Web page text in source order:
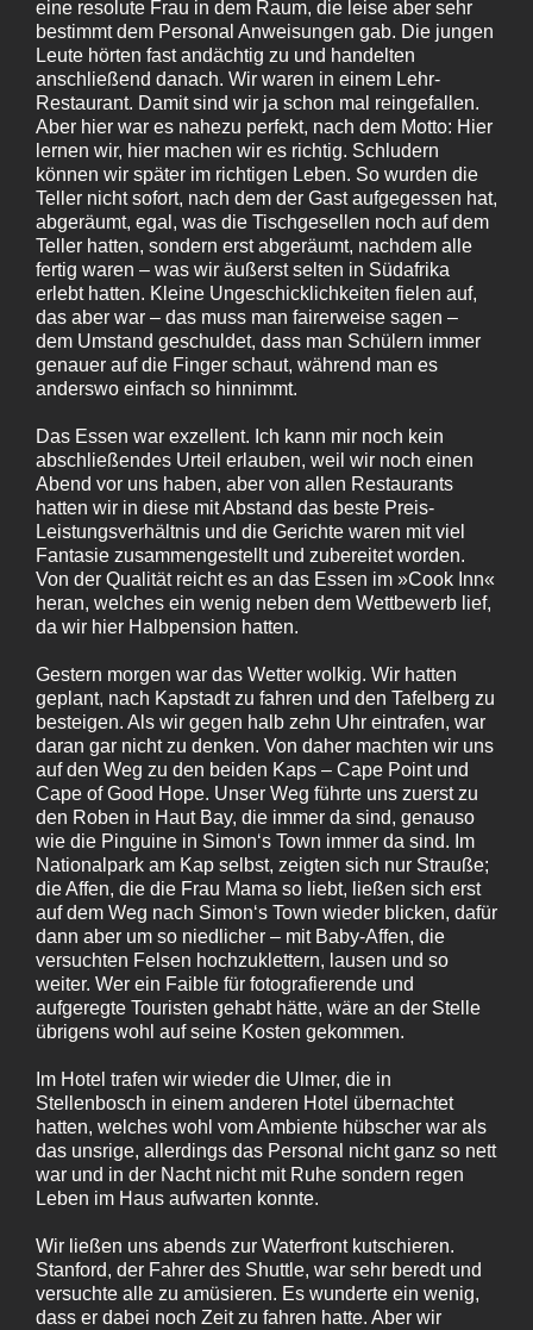
eine resolute Frau in dem Raum, die leise aber sehr
bestimmt dem Personal Anweisungen gab. Die jungen
Leute hörten fast andächtig zu und handelten
anschließend danach. Wir waren in einem Lehr-
Restaurant. Damit sind wir ja schon mal reingefallen.
Aber hier war es nahezu perfekt, nach dem Motto: Hier
lernen wir, hier machen wir es richtig. Schludern
können wir später im richtigen Leben. So wurden die
Teller nicht sofort, nach dem der Gast aufgegessen hat,
abgeräumt, egal, was die Tischgesellen noch auf dem
Teller hatten, sondern erst abgeräumt, nachdem alle
fertig waren – was wir äußerst selten in Südafrika
erlebt hatten. Kleine Ungeschicklichkeiten fielen auf,
das aber war – das muss man fairerweise sagen –
dem Umstand geschuldet, dass man Schülern immer
genauer auf die Finger schaut, während man es
anderswo einfach so hinnimmt.
Das Essen war exzellent. Ich kann mir noch kein
abschließendes Urteil erlauben, weil wir noch einen
Abend vor uns haben, aber von allen Restaurants
hatten wir in diese mit Abstand das beste Preis-
Leistungsverhältnis und die Gerichte waren mit viel
Fantasie zusammengestellt und zubereitet worden.
Von der Qualität reicht es an das Essen im »Cook Inn«
heran, welches ein wenig neben dem Wettbewerb lief,
da wir hier Halbpension hatten.
Gestern morgen war das Wetter wolkig. Wir hatten
geplant, nach Kapstadt zu fahren und den Tafelberg zu
besteigen. Als wir gegen halb zehn Uhr eintrafen, war
daran gar nicht zu denken. Von daher machten wir uns
auf den Weg zu den beiden Kaps – Cape Point und
Cape of Good Hope. Unser Weg führte uns zuerst zu
den Roben in Haut Bay, die immer da sind, genauso
wie die Pinguine in Simon‘s Town immer da sind. Im
Nationalpark am Kap selbst, zeigten sich nur Strauße;
die Affen, die die Frau Mama so liebt, ließen sich erst
auf dem Weg nach Simon‘s Town wieder blicken, dafür
dann aber um so niedlicher – mit Baby-Affen, die
versuchten Felsen hochzuklettern, lausen und so
weiter. Wer ein Faible für fotografierende und
aufgeregte Touristen gehabt hätte, wäre an der Stelle
übrigens wohl auf seine Kosten gekommen.
Im Hotel trafen wir wieder die Ulmer, die in
Stellenbosch in einem anderen Hotel übernachtet
hatten, welches wohl vom Ambiente hübscher war als
das unsrige, allerdings das Personal nicht ganz so nett
war und in der Nacht nicht mit Ruhe sondern regen
Leben im Haus aufwarten konnte.
Wir ließen uns abends zur Waterfront kutschieren.
Stanford, der Fahrer des Shuttle, war sehr beredt und
versuchte alle zu amüsieren. Es wunderte ein wenig,
dass er dabei noch Zeit zu fahren hatte. Aber wir